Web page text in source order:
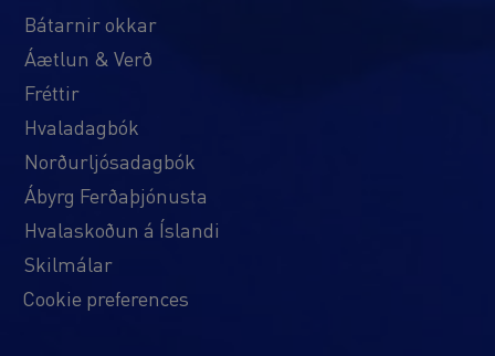
Bátarnir okkar
Áætlun & Verð
Fréttir
Hvaladagbók
Norðurljósadagbók
Ábyrg Ferðaþjónusta
Hvalaskoðun á Íslandi
Skilmálar
Cookie preferences